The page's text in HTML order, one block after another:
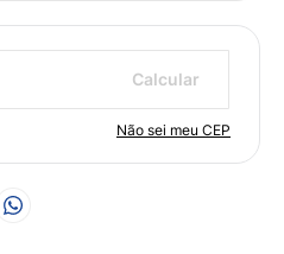
Não sei meu CEP
Calcular